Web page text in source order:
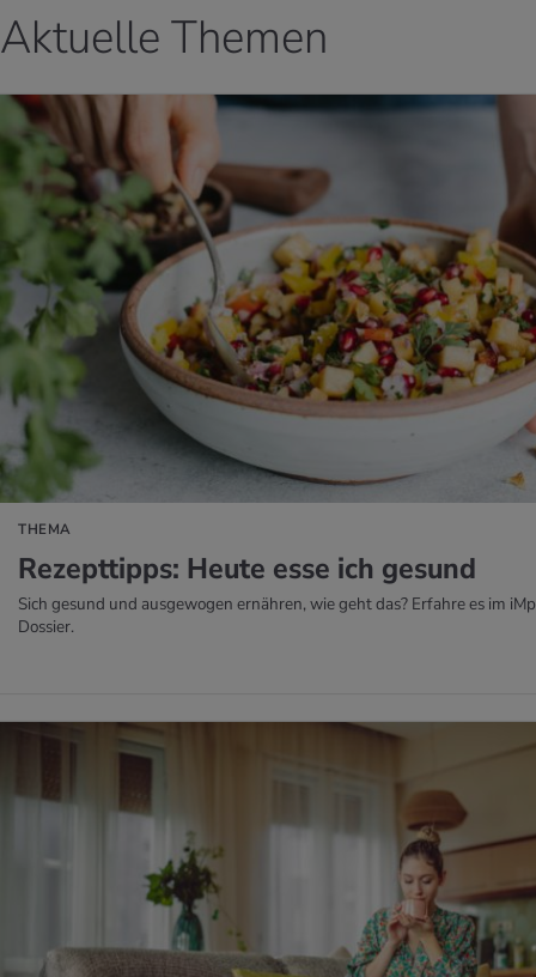
Aktuelle Themen
THEMA
Re­zept­tipps: Heute esse ich ge­sund
Sich gesund und ausgewogen ernähren, wie geht das? Erfahre es im
Dossier.
ERFAHREN